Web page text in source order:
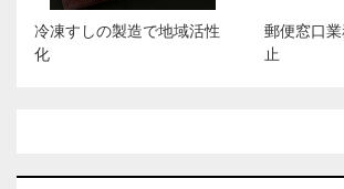
冷凍すしの製造で地域活性
化
郵便窓口
止